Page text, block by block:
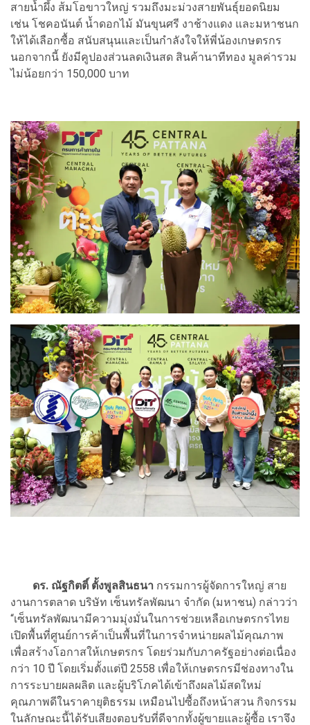
สายน้ำผึ้ง ส้มโอขาวใหญ่ รวมถึงมะม่วงสายพันธุ์ยอดนิยม
เช่น โชคอนันต์ น้ำดอกไม้ มันขุนศรี งาช้างแดง และมหาชนก
ให้ได้เลือกซื้อ สนับสนุนและเป็นกำลังใจให้พี่น้องเกษตรกร
นอกจากนี้ ยังมีคูปองส่วนลดเงินสด สินค้านาทีทอง มูลค่ารวม
ไม่น้อยกว่า 150,000 บาท
ดร. ณัฐกิตติ์ ตั้งพูลสินธนา กรรมการผู้จัดการใหญ่ สาย
งานการตลาด บริษัท เซ็นทรัลพัฒนา จำกัด (มหาชน) กล่าวว่า
“เซ็นทรัลพัฒนามีความมุ่งมั่นในการช่วยเหลือเกษตรกรไทย
เปิดพื้นที่ศูนย์การค้าเป็นพื้นที่ในการจำหน่ายผลไม้คุณภาพ
เพื่อสร้างโอกาสให้เกษตรกร โดยร่วมกับภาครัฐอย่างต่อเนื่อง
กว่า 10 ปี โดยเริ่มตั้งแต่ปี 2558 เพื่อให้เกษตรกรมีช่องทางใน
การระบายผลผลิต และผู้บริโภคได้เข้าถึงผลไม้สดใหม่
คุณภาพดีในราคายุติธรรม เหมือนไปซื้อถึงหน้าสวน กิจกรรม
ในลักษณะนี้ได้รับเสียงตอบรับที่ดีจากทั้งผู้ขายและผู้ซื้อ เราจึง